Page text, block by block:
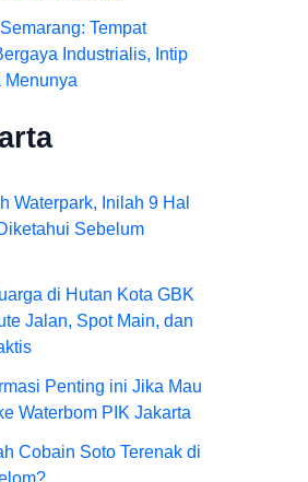
Tempat
Industrialis, Intip
Menunya
Waterpark, Inilah 9 Hal
Sebelum
di Hutan Kota GBK
Jalan, Spot Main, dan
Penting ini Jika Mau
Waterbom PIK Jakarta
Cobain Soto Terenak di